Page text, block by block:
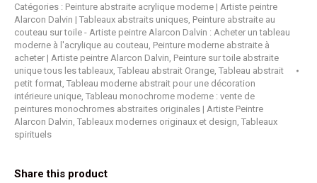
Catégories : Peinture abstraite acrylique moderne | Artiste peintre
Alarcon Dalvin | Tableaux abstraits uniques Peinture abstraite au
couteau sur toile - Artiste peintre Alarcon Dalvin : Acheter un tableau
moderne à l'acrylique au couteau Peinture moderne abstraite à
acheter | Artiste peintre Alarcon Dalvin Peinture sur toile abstraite
unique tous les tableaux Tableau abstrait Orange Tableau abstrait
petit format Tableau moderne abstrait pour une décoration
intérieure unique Tableau monochrome moderne : vente de
peintures monochromes abstraites originales | Artiste Peintre
Alarcon Dalvin Tableaux modernes originaux et design Tableaux
spirituels
Share this product